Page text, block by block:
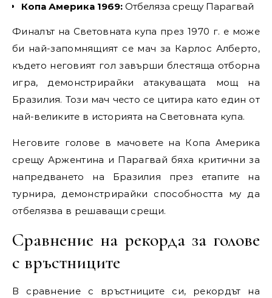
Копа Америка 1969: Отбеляза срещу Парагвай
Финалът на Световната купа през 1970 г. е може
би най-запомнящият се мач за Карлос Алберто,
където неговият гол завърши блестяща отборна
игра, демонстрирайки атакуващата мощ на
Бразилия. Този мач често се цитира като един от
най-великите в историята на Световната купа.
Неговите голове в мачовете на Копа Америка
срещу Аржентина и Парагвай бяха критични за
напредването на Бразилия през етапите на
турнира, демонстрирайки способността му да
отбелязва в решаващи срещи.
Сравнение на рекорда за голове
с връстниците
В сравнение с връстниците си, рекордът на